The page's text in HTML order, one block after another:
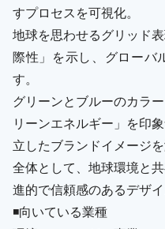
すプロセスを可視化。
地球を思わせるグリッド
際性」を示し、グローバ
す。
グリーンとブルーのカラ
リーンエネルギー」を印
立したブランドイメージを
全体として、地球環境と
進的で信頼感のあるデザイ
◾️向いている業種